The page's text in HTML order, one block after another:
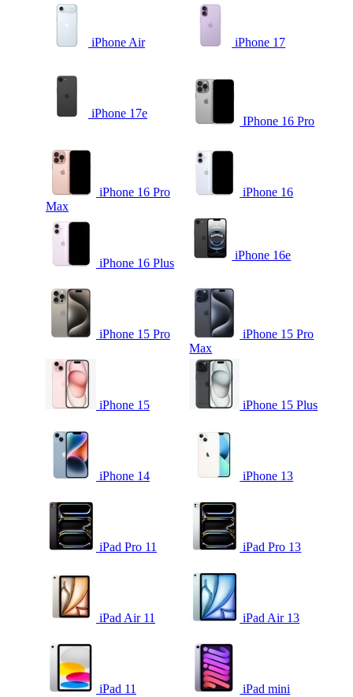
iPhone Air iPhone 17
iPhone 17e
IPhone 16 Pro
iPhone 16 Pro
Max
iPhone 16
iPhone 16 Plus
iPhone 16e
iPhone 15 Pro
iPhone 15 Pro
Max
iPhone 15 iPhone 15 Plus
iPhone 14 iPhone 13
iPad Pro 11 iPad Pro 13
iPad Air 11 iPad Air 13
iPad 11 iPad mini